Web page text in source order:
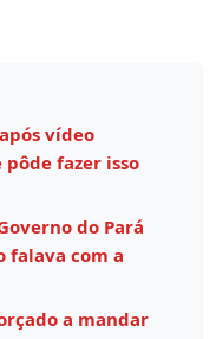
vídeo
fazer isso
do Pará
falava com a
a mandar